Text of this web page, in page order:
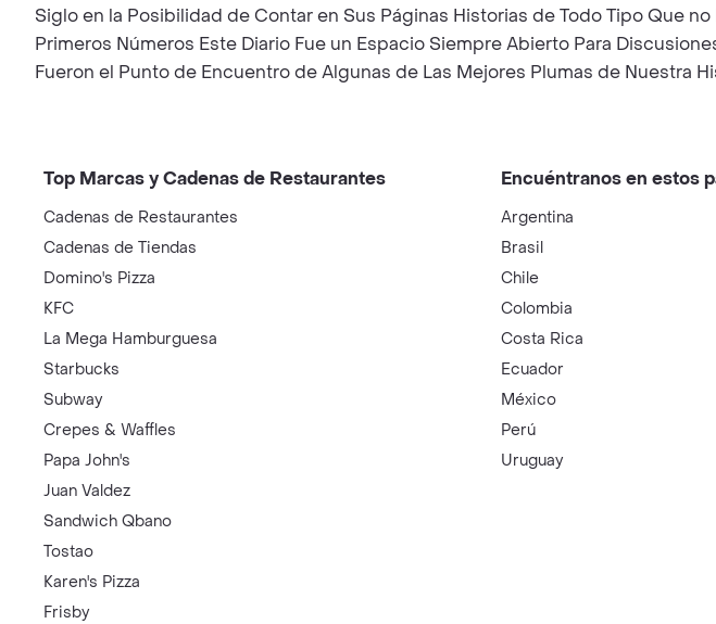
Siglo en la Posibilidad de Contar en Sus Páginas Historias de Todo Tipo Que
Primeros Números Este Diario Fue un Espacio Siempre Abierto Para
Fueron el Punto de Encuentro de Algunas de Las Mejores Plumas de Nuestra
Top Marcas y Cadenas de Restaurantes
Cadenas de Restaurantes
Cadenas de Tiendas
Domino's Pizza
KFC
La Mega Hamburguesa
Starbucks
Subway
Crepes & Waffles
Papa John's
Juan Valdez
Sandwich Qbano
Tostao
Karen's Pizza
Frisby
Encuéntranos en estos
Argentina
Brasil
Chile
Colombia
Costa Rica
Ecuador
México
Perú
Uruguay